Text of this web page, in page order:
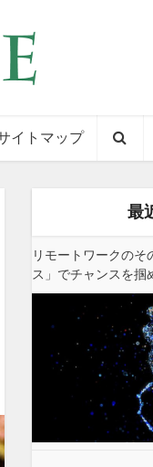
イトマップ
最
リモートワークのそ
ス」でチャンスを掴